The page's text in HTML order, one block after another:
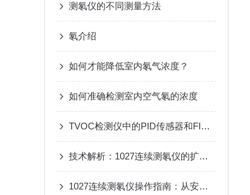
测氡仪的不同测量方法
氡介绍
如何才能降低室内氡气浓度？
如何准确检测室内空气氡的浓度
TVOC检测仪中的PID传感器和FID检测器的区别
技术解析：1027连续测氡仪的扩散结光电二极管探测器工作原理及稳定性分析
1027连续测氡仪操作指南：从安装到数据解读